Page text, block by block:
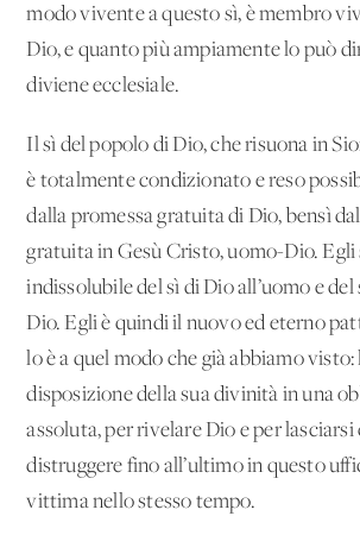
modo vivente a questo sì, è membro
Dio, e quanto più ampiamente lo può
diviene ecclesiale.
Il sì del popolo di Dio, che risuona in
è totalmente condizionato e reso
dalla promessa gratuita di Dio, bensì
gratuita in Gesù Cristo, uomo-Dio. Egli
indissolubile del sì di Dio all’uomo e del
Dio. Egli è quindi il nuovo ed eterno
lo è a quel modo che già abbiamo visto:
disposizione della sua divinità in una
assoluta, per rivelare Dio e per lasciarsi
distruggere fino all’ultimo in questo
vittima nello stesso tempo.